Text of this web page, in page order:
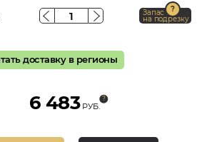
Запас
на подрезку
доставку в регионы
6 483 РУБ.